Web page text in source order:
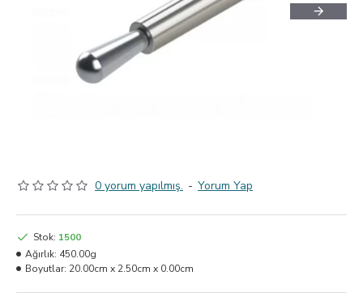
0 yorum yapılmış. - Yorum Yap
Stok: 1500
Ağırlık: 450.00g
Boyutlar: 20.00cm x 2.50cm x 0.00cm